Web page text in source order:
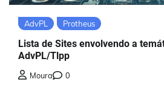
AdvPL Protheus
Lista de Sites envolvendo a
AdvPL/Tlpp
Moura 0